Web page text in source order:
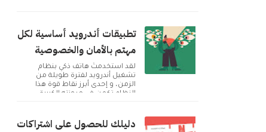
تطبيقات أندرويد أساسية لكل
مهتم بالأمان والخصوصية
لقد استخدمتُ هاتف ذكي بنظام
تشغيل أندرويد لفترة طويلة من
الزمن، و إحدى أبرز نقاط قوة هذا
النظام تكمن في مرونته الكبيرة
دليلك للحصول على اشتراكات